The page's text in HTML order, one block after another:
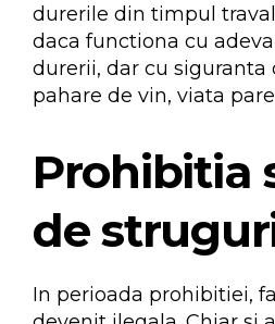
durerile din timpul
daca functiona cu
durerii, dar cu siguranta
pahare de vin, viata
Prohibitia
de
In perioada prohibitiei,